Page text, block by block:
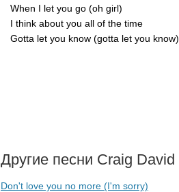
When I let you go (oh girl)
I think about you all of the time
Gotta let you know (gotta let you know)
Другие песни Craig David
Don't love you no more (I'm sorry)